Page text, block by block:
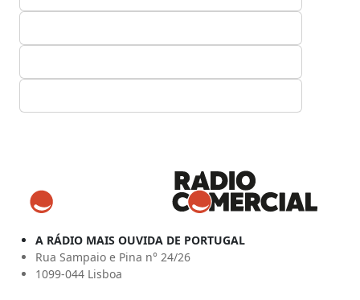
A RÁDIO MAIS OUVIDA DE PORTUGAL
Rua Sampaio e Pina n° 24/26
1099-044 Lisboa